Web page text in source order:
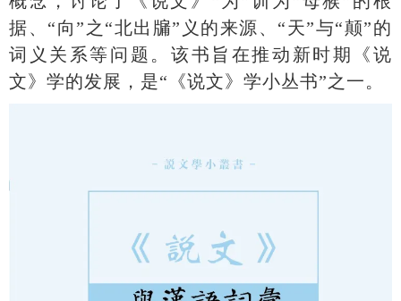
据、“向”之“北出牖”义的来源、“天”与“颠”的
词义关系等问题。该书旨在推动新时期《说
文》学的发展，是“《说文》学小丛书”之一。